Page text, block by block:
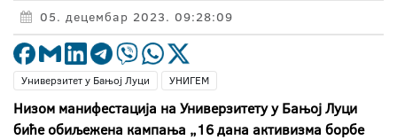
05. децембар 2023. 09:28:09
Универзитет у Бањој Луци УНИГЕМ
Низом манифестација на Универзитету у Бањој Луци
биће обиљежена кампања „16 дана активизма борбе